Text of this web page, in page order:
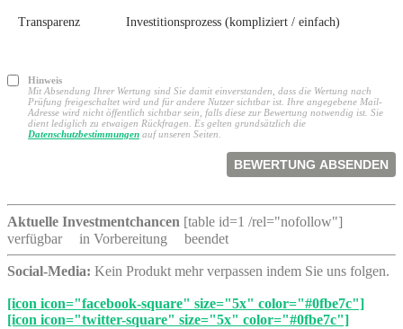
Transparenz Investitionsprozess (kompliziert / einfach)
Hinweis
Mit Absendung Ihrer Wertung sind Sie damit einverstanden, dass die Wertung nach
Prüfung freigeschaltet wird und für andere Nutzer sichtbar ist. Ihre angegebene Mail-
Adresse wird nicht öffentlich sichtbar sein, falls diese zur Bewertung notwendig ist. Sie
dient lediglich zu etwaigen Rückfragen. Es gelten grundsätzlich die
Datenschutzbestimmungen auf unseren Seiten.
Aktuelle Investmentchancen [table id=1 /rel="nofollow"]
verfügbar
in Vorbereitung beendet
Social-Media: Kein Produkt mehr verpassen indem Sie uns folgen.
[icon icon="facebook-square" size="5x" color="#0fbe7c"]
[icon icon="twitter-square" size="5x" color="#0fbe7c"]